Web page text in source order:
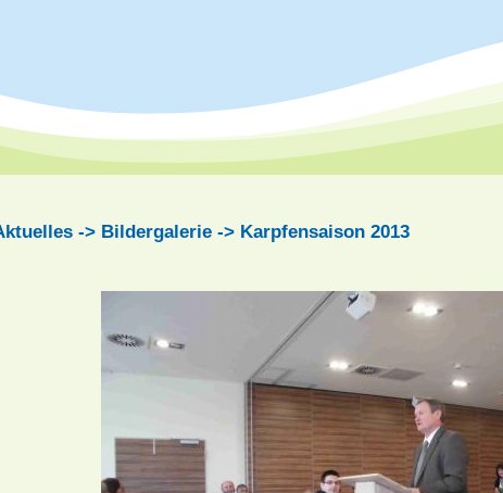
-> Bildergalerie -> Karpfensaison 2013